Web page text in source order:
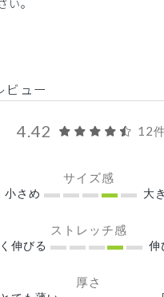
ビュー
4.42 12
サイズ感
小さめ 大
ストレッチ感
伸びる 伸
厚さ